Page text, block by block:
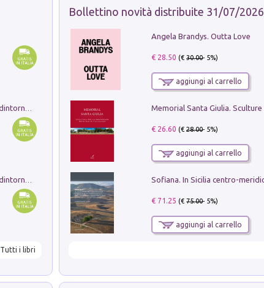
Tutti i libri
Bollettino novità distribuite 31/07/2026
Angela Brandys. Outta Love
€ 28.50 (€30.00- 5%)
aggiungi al carrello
€ 26.60 (€28.00- 5%)
aggiungi al carrello
€ 71.25 (€75.00- 5%)
aggiungi al carrello